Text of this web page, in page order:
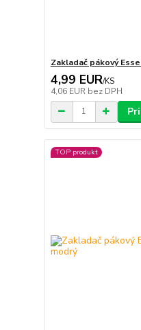
Zakladač pákový
4,99 EUR/KS
4,06 EUR bez DPH
TOP produkt